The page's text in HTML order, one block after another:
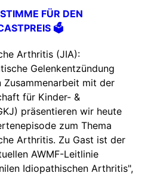
FÜR DEN
🗳️
Arthritis (JIA):
Gelenkentzündung
Zusammenarbeit mit der
für Kinder- &
präsentieren wir heute
zum Thema
Arthritis. Zu Gast ist der
AWMF-Leitlinie
Idiopathischen Arthritis",